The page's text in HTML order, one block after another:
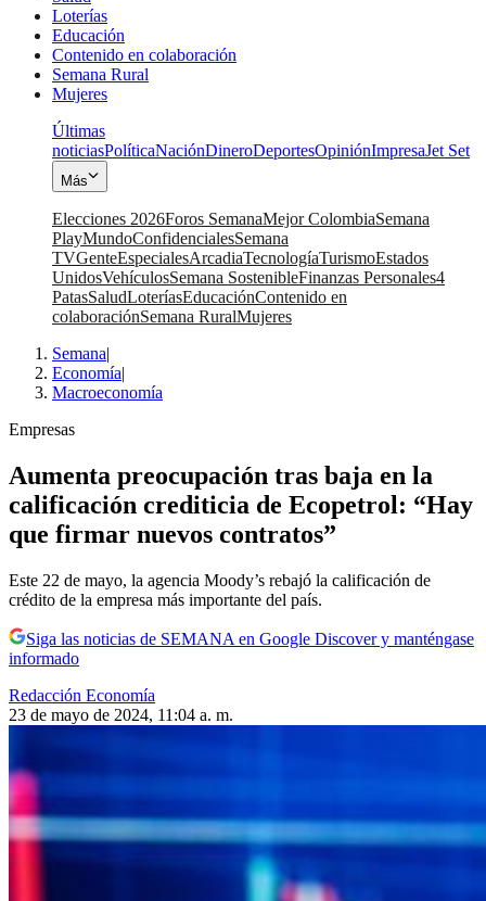
Loterías
Educación
Contenido en colaboración
Semana Rural
Mujeres
Últimas
noticiasPolíticaNaciónDineroDeportesOpiniónImpresaJet Set
Más
Elecciones 2026Foros SemanaMejor ColombiaSemana
PlayMundoConfidencialesSemana
TVGenteEspecialesArcadiaTecnologíaTurismoEstados
UnidosVehículosSemana SostenibleFinanzas Personales4
PatasSaludLoteríasEducaciónContenido en
colaboraciónSemana RuralMujeres
Semana|
Economía|
Macroeconomía
Empresas
Aumenta preocupación tras baja en la
calificación crediticia de Ecopetrol: “Hay
que firmar nuevos contratos”
Este 22 de mayo, la agencia Moody’s rebajó la calificación de
crédito de la empresa más importante del país.
Siga las noticias de SEMANA en Google Discover y manténgase
informado
Redacción Economía
23 de mayo de 2024, 11:04 a. m.